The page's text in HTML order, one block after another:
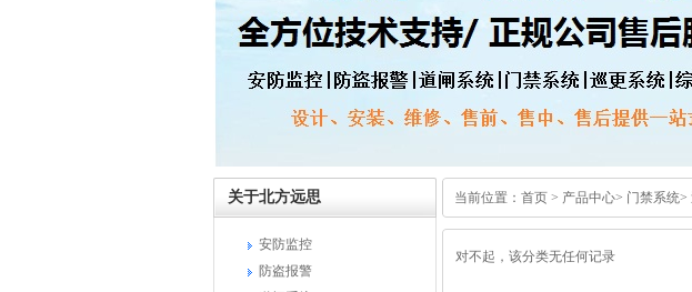
关于北方远思
安防监控
防盗报警
当前位置： 首页 > 产品中心> 门禁系统>
对不起，该分类无任何记录